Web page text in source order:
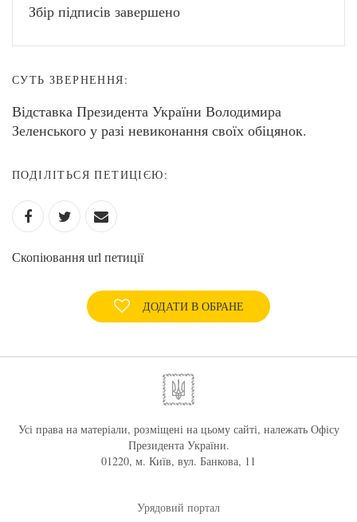
Збір підписів завершено
СУТЬ ЗВЕРНЕННЯ:
Відставка Президента України Володимира
Зеленського у разі невиконання своїх обіцянок.
ПОДІЛІТЬСЯ ПЕТИЦІЄЮ:
Скопіювання url петиції
ДОДАТИ В ОБРАНЕ
Усі права на матеріали, розміщені на цьому сайті, належать Офісу
Президента України.
01220, м. Київ, вул. Банкова, 11
Урядовий портал